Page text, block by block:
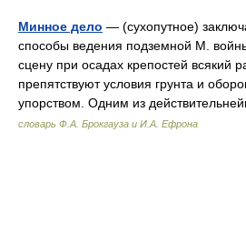
Минное дело — (сухопутное)
способы ведения подземной М.
сцену при осадах крепостей всякий
препятствуют условия грунта и
упорством. Одним из
словарь Ф.А. Брокгауза и И.А. Ефрона